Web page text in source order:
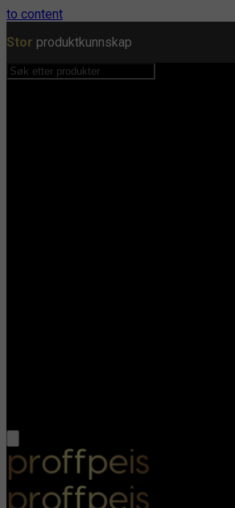
to content
Stor produktkunnskap